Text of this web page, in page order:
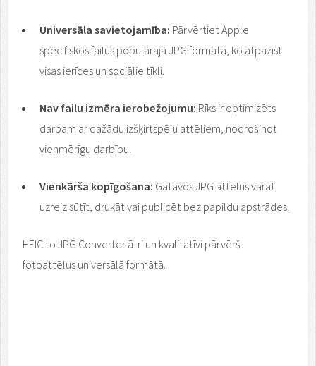
Universāla savietojamība: Pārvērtiet Apple
specifiskos failus populārajā JPG formātā, ko atpazīst
visas ierīces un sociālie tīkli.
Nav failu izmēra ierobežojumu: Rīks ir optimizēts
darbam ar dažādu izšķirtspēju attēliem, nodrošinot
vienmērīgu darbību.
Vienkārša kopīgošana: Gatavos JPG attēlus varat
uzreiz sūtīt, drukāt vai publicēt bez papildu apstrādes.
HEIC to JPG Converter ātri un kvalitatīvi pārvērš
fotoattēlus universālā formātā.